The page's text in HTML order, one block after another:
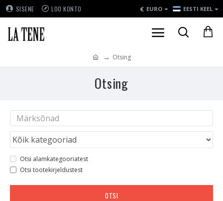
SISENE LOO KONTO € EURO EESTI KEEL
Otsing
Otsing
Otsi alamkategooriatest
Otsi tootekirjeldustest
OTSI